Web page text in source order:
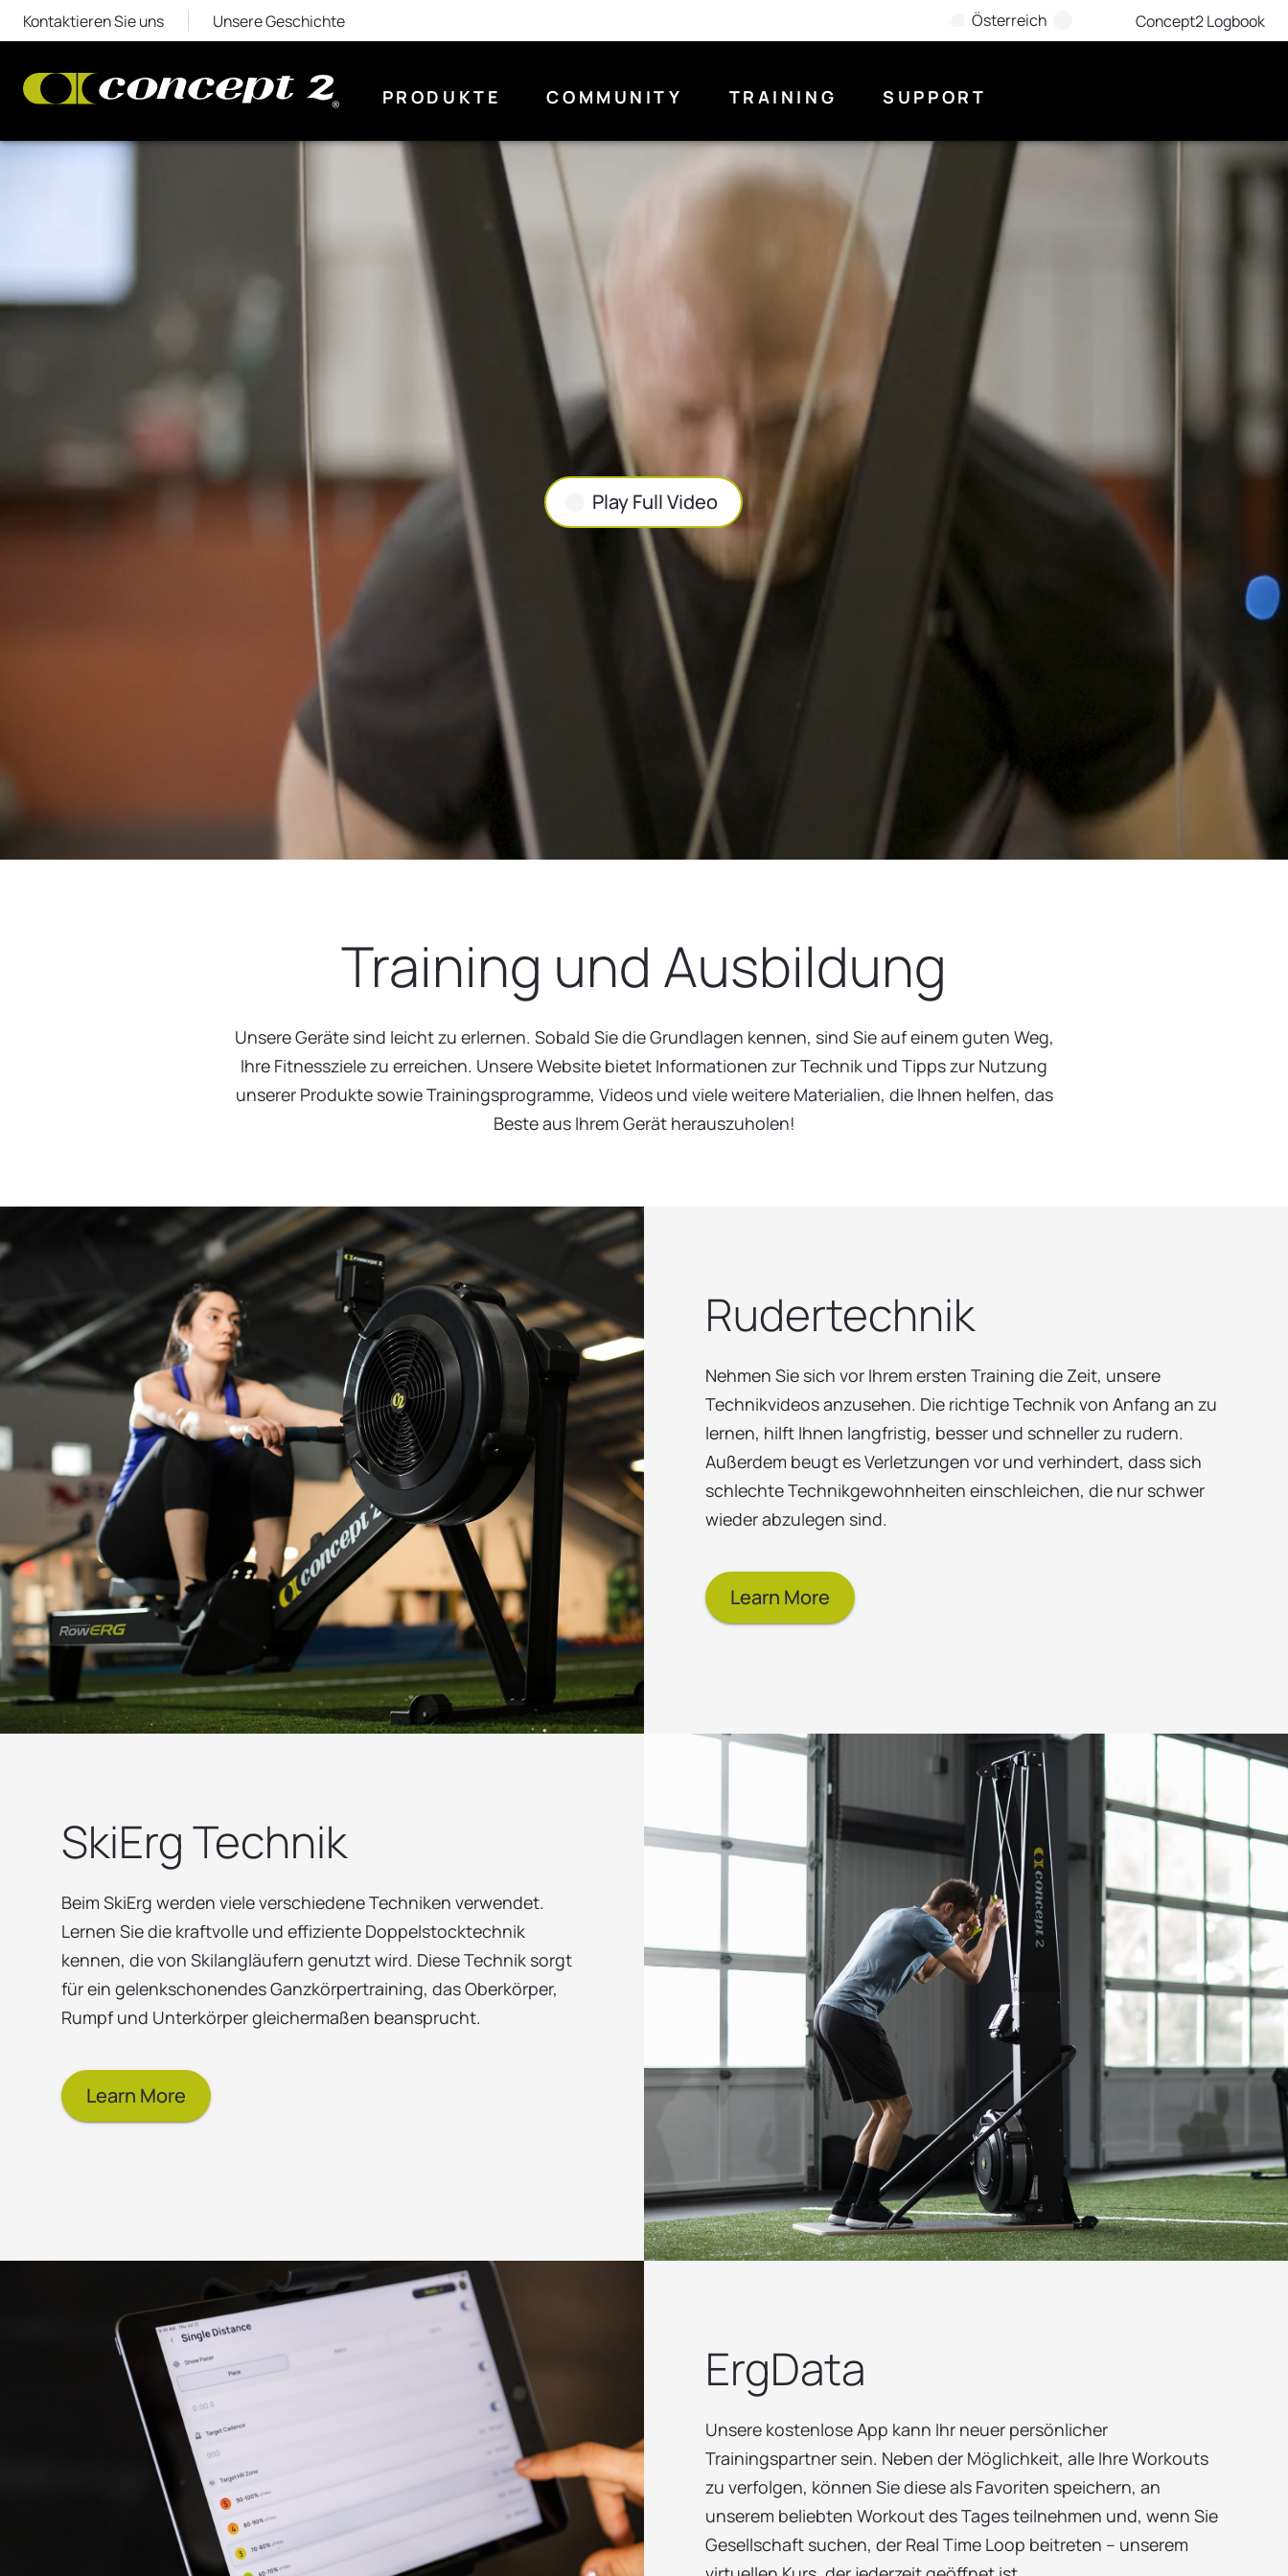
Kontaktieren Sie uns Unsere Geschichte Österreich Concept2 Logbook
PRODUKTE COMMUNITY TRAINING SUPPORT
Play Full Video
Training und Ausbildung
Unsere Geräte sind leicht zu erlernen. Sobald Sie die Grundlagen kennen, sind Sie auf einem guten Weg,
Ihre Fitnessziele zu erreichen. Unsere Website bietet Informationen zur Technik und Tipps zur Nutzung
unserer Produkte sowie Trainingsprogramme, Videos und viele weitere Materialien, die Ihnen helfen, das
Beste aus Ihrem Gerät herauszuholen!
Rudertechnik
Nehmen Sie sich vor Ihrem ersten Training die Zeit, unsere
Technikvideos anzusehen. Die richtige Technik von Anfang an zu
lernen, hilft Ihnen langfristig, besser und schneller zu rudern.
Außerdem beugt es Verletzungen vor und verhindert, dass sich
schlechte Technikgewohnheiten einschleichen, die nur schwer
wieder abzulegen sind.
Learn More
SkiErg Technik
Beim SkiErg werden viele verschiedene Techniken verwendet.
Lernen Sie die kraftvolle und effiziente Doppelstocktechnik
kennen, die von Skilangläufern genutzt wird. Diese Technik sorgt
für ein gelenkschonendes Ganzkörpertraining, das Oberkörper,
Rumpf und Unterkörper gleichermaßen beansprucht.
Learn More
ErgData
Unsere kostenlose App kann Ihr neuer persönlicher
Trainingspartner sein. Neben der Möglichkeit, alle Ihre Workouts
zu verfolgen, können Sie diese als Favoriten speichern, an
unserem beliebten Workout des Tages teilnehmen und, wenn Sie
Gesellschaft suchen, der Real Time Loop beitreten – unserem